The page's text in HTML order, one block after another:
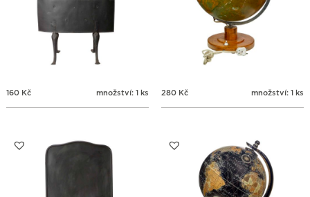
160 Kč množství: 1 ks 280 Kč množství: 1 ks